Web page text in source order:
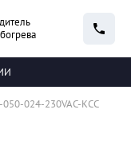
050-024-230VAC-КСС